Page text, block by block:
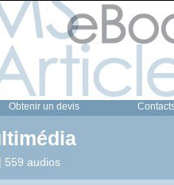
Obtenir un devis
559 audios